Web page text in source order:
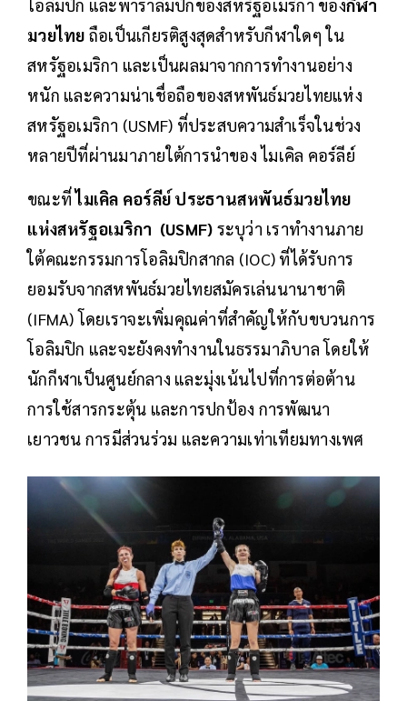
โอลิมปิก และพาราลิมปิกของสหรัฐอเมริกา ของกีฬา
มวยไทย ถือเป็นเกียรติสูงสุดสำหรับกีฬาใดๆ ใน
สหรัฐอเมริกา และเป็นผลมาจากการทำงานอย่าง
หนัก และความน่าเชื่อถือของสหพันธ์มวยไทยแห่ง
สหรัฐอเมริกา (USMF) ที่ประสบความสำเร็จในช่วง
หลายปีที่ผ่านมาภายใต้การนำของ ไมเคิล คอร์ลีย์
ขณะที่ไมเคิล คอร์ลีย์ ประธานสหพันธ์มวยไทย
แห่งสหรัฐอเมริกา (USMF) ระบุว่า เราทำงานภาย
ใต้คณะกรรมการโอลิมปิกสากล (IOC) ที่ได้รับการ
ยอมรับจากสหพันธ์มวยไทยสมัครเล่นนานาชาติ
(IFMA) โดยเราจะเพิ่มคุณค่าที่สำคัญให้กับขบวนการ
โอลิมปิก และจะยังคงทำงานในธรรมาภิบาล โดยให้
นักกีฬาเป็นศูนย์กลาง และมุ่งเน้นไปที่การต่อต้าน
การใช้สารกระตุ้น และการปกป้อง การพัฒนา
เยาวชน การมีส่วนร่วม และความเท่าเทียมทางเพศ